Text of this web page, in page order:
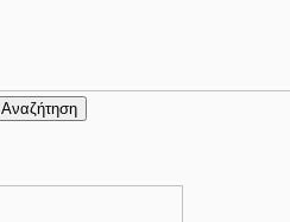
Αναζήτηση